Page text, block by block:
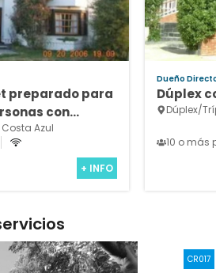
preparado para
con
Azul
+ INFO
Dueño
Dúplex
Dúplex/
10 o más
CR017